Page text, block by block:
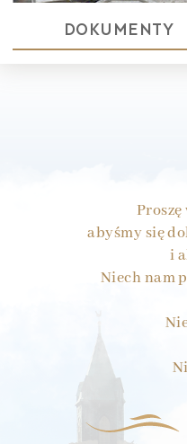
DOKUMENTY
abyśmy się
i
Niech nam